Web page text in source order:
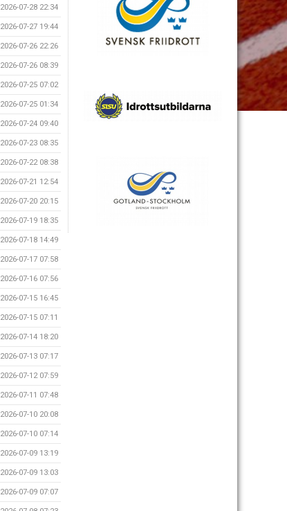
2026-07-28 22:34
2026-07-27 19:44
2026-07-26 22:26
2026-07-26 08:39
2026-07-25 07:02
2026-07-25 01:34
2026-07-24 09:40
2026-07-23 08:35
2026-07-22 08:38
2026-07-21 12:54
2026-07-20 20:15
2026-07-19 18:35
2026-07-18 14:49
2026-07-17 07:58
2026-07-16 07:56
2026-07-15 16:45
2026-07-15 07:11
2026-07-14 18:20
2026-07-13 07:17
2026-07-12 07:59
2026-07-11 07:48
2026-07-10 20:08
2026-07-10 07:14
2026-07-09 13:19
2026-07-09 13:03
2026-07-09 07:07